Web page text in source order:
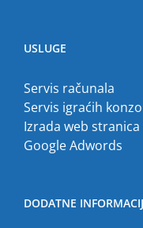
USLUGE
Servis računala
Servis igraćih
Izrada web stranica
Google Adwords
DODATNE